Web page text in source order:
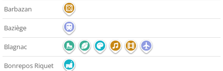
Barbazan
Baziège
Blagnac
Bonrepos Riquet